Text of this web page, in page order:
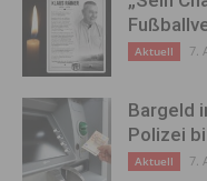
Aktuell 7.
Bargeld
Polizei
Aktuell 7.